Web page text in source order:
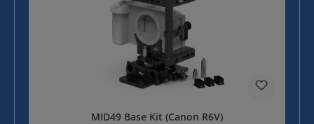
MID49 Base Kit (Canon R6V)